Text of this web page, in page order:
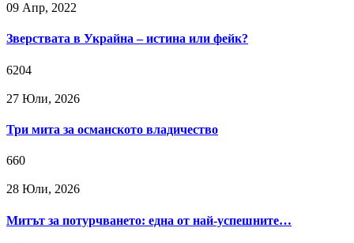
09 Апр, 2022
Зверствата в Украйна – истина или фейк?
6204
27 Юли, 2026
Три мита за османското владичество
660
28 Юли, 2026
Митът за потурчването: една от най-успешните…